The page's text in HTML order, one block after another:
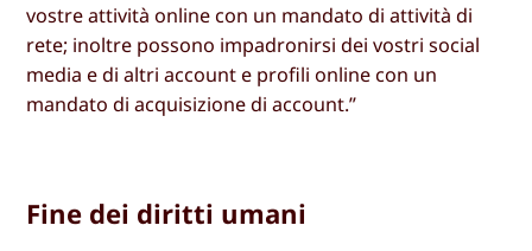
vostre attività online con un mandato di attività di
rete; inoltre possono impadronirsi dei vostri social
media e di altri account e profili online con un
mandato di acquisizione di account.”
Fine dei diritti umani